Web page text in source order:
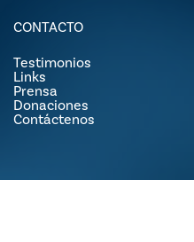
CONTACTO
Testimonios
Links
Prensa
Donaciones
Contáctenos